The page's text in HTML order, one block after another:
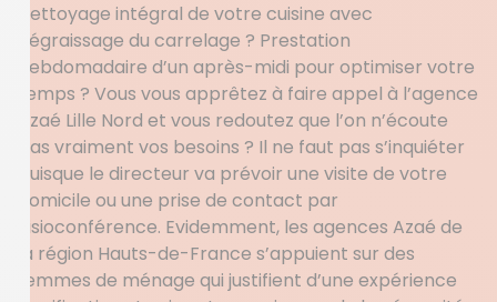
Nettoyage intégral de votre cuisine avec
dégraissage du carrelage ? Prestation
hebdomadaire d’un après-midi pour optimiser votre
temps ? Vous vous apprêtez à faire appel à l’agence
Azaé Lille Nord et vous redoutez que l’on n’écoute
pas vraiment vos besoins ? Il ne faut pas s’inquiéter
puisque le directeur va prévoir une visite de votre
domicile ou une prise de contact par
visioconférence. Evidemment, les agences Azaé de
la région Hauts-de-France s’appuient sur des
femmes de ménage qui justifient d’une expérience